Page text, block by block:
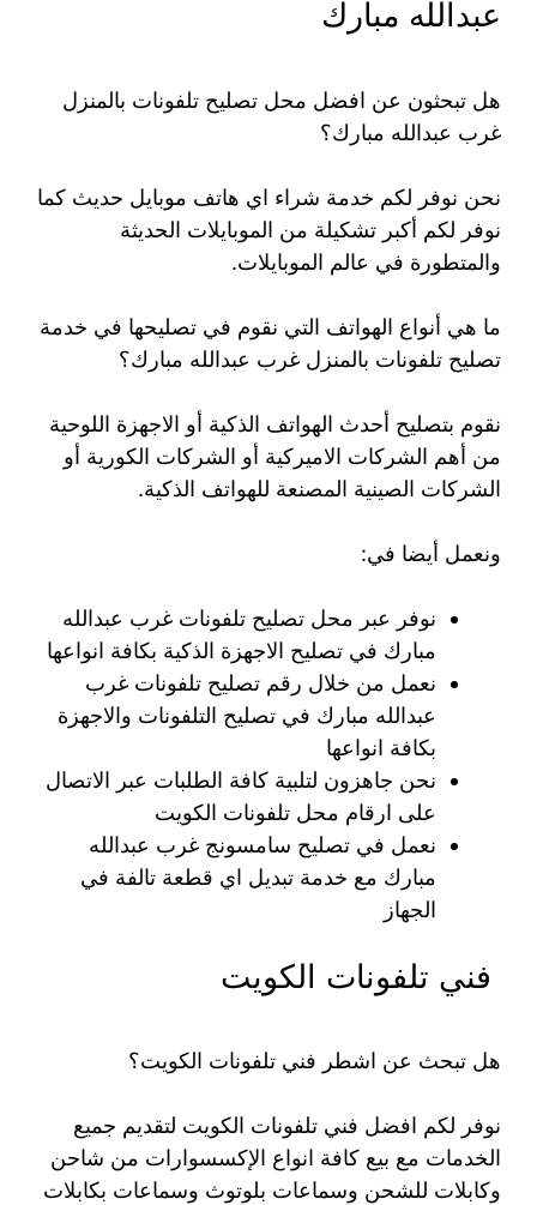
عبدالله مبارك
هل تبحثون عن افضل محل تصليح تلفونات بالمنزل
غرب عبدالله مبارك؟
نحن نوفر لكم خدمة شراء اي هاتف موبايل حديث كما
نوفر لكم أكبر تشكيلة من الموبايلات الحديثة
والمتطورة في عالم الموبايلات.
ما هي أنواع الهواتف التي نقوم في تصليحها في خدمة
تصليح تلفونات بالمنزل غرب عبدالله مبارك؟
نقوم بتصليح أحدث الهواتف الذكية أو الاجهزة اللوحية
من أهم الشركات الاميركية أو الشركات الكورية أو
الشركات الصينية المصنعة للهواتف الذكية.
ونعمل أيضا في:
نوفر عبر محل تصليح تلفونات غرب عبدالله
مبارك في تصليح الاجهزة الذكية بكافة انواعها
نعمل من خلال رقم تصليح تلفونات غرب
عبدالله مبارك في تصليح التلفونات والاجهزة
بكافة انواعها
نحن جاهزون لتلبية كافة الطلبات عبر الاتصال
على ارقام محل تلفونات الكويت
نعمل في تصليح سامسونج غرب عبدالله
مبارك مع خدمة تبديل اي قطعة تالفة في
الجهاز
فني تلفونات الكويت
هل تبحث عن اشطر فني تلفونات الكويت؟
نوفر لكم افضل فني تلفونات الكويت لتقديم جميع
الخدمات مع بيع كافة انواع الإكسسوارات من شاحن
وكابلات للشحن وسماعات بلوتوث وسماعات بكابلات